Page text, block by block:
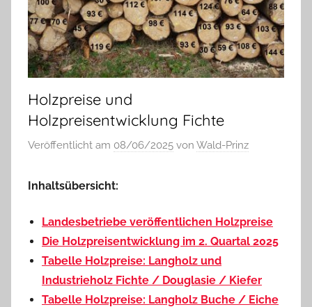
Holzpreise und
Holzpreisentwicklung Fichte
Veröffentlicht am 08/06/2025 von Wald-Prinz
Inhaltsübersicht:
Landesbetriebe veröffentlichen Holzpreise
Die Holzpreisentwicklung im 2. Quartal 2025
Tabelle Holzpreise: Langholz und
Industrieholz Fichte / Douglasie / Kiefer
Tabelle Holzpreise: Langholz Buche / Eiche